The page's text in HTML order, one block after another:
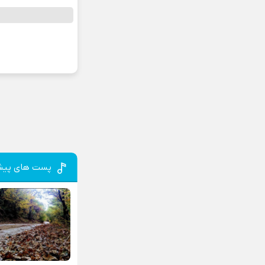
پست های